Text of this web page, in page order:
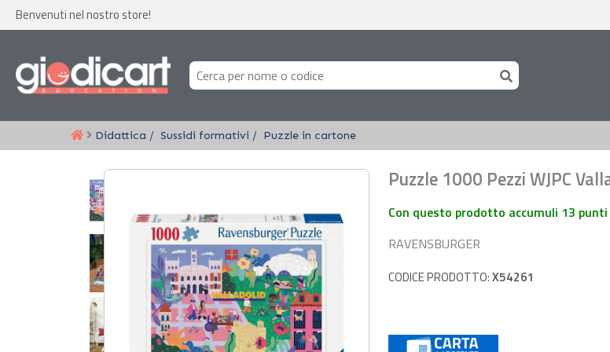
Benvenuti nel nostro store!
Didattica Sussidi formativi Puzzle in cartone
Puzzle 1000 Pezzi WJPC
Con questo prodotto accumuli 13 punti
RAVENSBURGER
CODICE PRODOTTO:X54261